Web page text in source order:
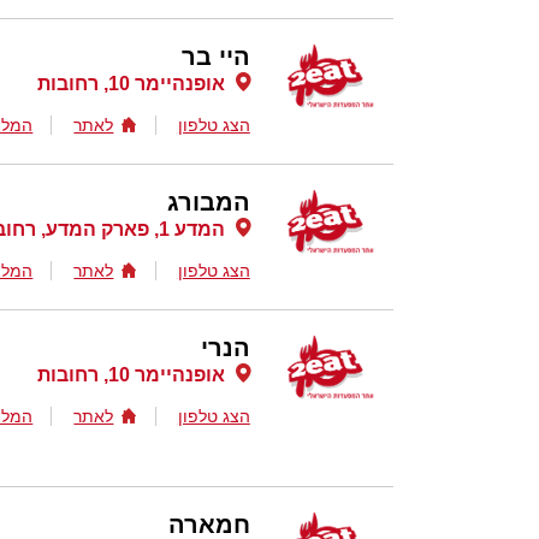
היי בר
אופנהיימר 10, רחובות
הצג טלפון לאתר
המבורג
המדע 1, פארק המדע, רחובות
הצג טלפון לאתר
הנרי
אופנהיימר 10, רחובות
הצג טלפון לאתר
חמארה